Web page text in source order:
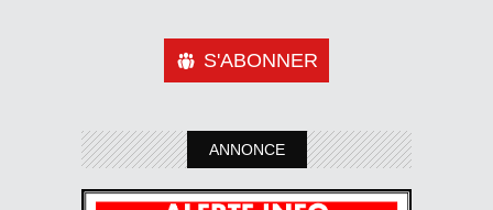
S'ABONNER
ANNONCE